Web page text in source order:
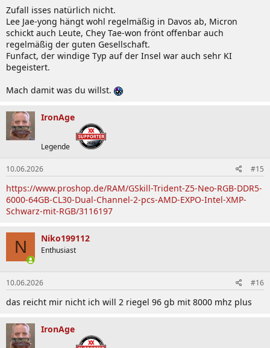
Zufall isses natürlich nicht.
Lee Jae-yong hängt wohl regelmäßig in Davos ab, Micron
schickt auch Leute, Chey Tae-won frönt offenbar auch
regelmäßig der guten Gesellschaft.
Funfact, der windige Typ auf der Insel war auch sehr KI
begeistert.
Mach damit was du willst.
IronAge
Legende
10.06.2026 #15
https://www.proshop.de/RAM/GSkill-Trident-Z5-Neo-RGB-DDR5-
6000-64GB-CL30-Dual-Channel-2-pcs-AMD-EXPO-Intel-XMP-
Schwarz-mit-RGB/3116197
N Niko199112
Enthusiast
10.06.2026 #16
das reicht mir nicht ich will 2 riegel 96 gb mit 8000 mhz plus
IronAge